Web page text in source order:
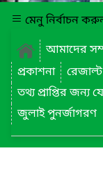
মেনু নির্বাচন
আমাদের
প্রকাশনা
রেজাল্ট
তথ্য প্রাপ্তির জন্য
জুলাই পুনর্জাগরণ